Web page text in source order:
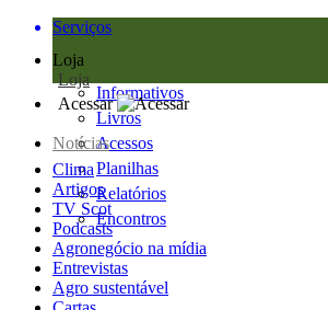
Serviços
Loja
Loja
Informativos
Livros
Acessos
Planilhas
Relatórios
Encontros
Acessar
Notícias
Clima
Artigos
TV Scot
Podcasts
Agronegócio na mídia
Entrevistas
Agro sustentável